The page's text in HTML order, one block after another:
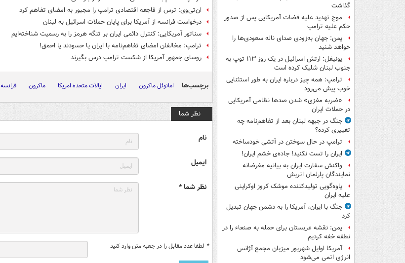
گذاشت
موج تهدید علیه قضات آمریکایی پس از صدور
حکم علیه ترامپ
یمن: جهان به‌زودی صدای ناله سعودی‌ها را
خواهد شنید
یونیفل: ارتش اسرائیل در یک روز ۱۱۳ توپ به
جنوب لبنان شلیک کرده است
ترامپ: همه چیز درباره ایران به طور استثنایی
خوب پیش می‌رود
«ضربه مغزی» شدن صدها نظامی آمریکایی
در حملات ایران
جنگ در جبهه لبنان بعد از تفاهم‌نامه چه
تغییری کرده؟
ترامپ در حال سوختن در آتشی خودساخته
ایران را تست نکنید! جاده‌ی خشم ایران!
واکنش سفارت ایران به بیانیه مغرضانه
نمایندگان پارلمان اتریش
یاوه‌گویی تولیدکننده موشک کروز اوکراینی
علیه ایران
جنگ با ایران، آمریکا را به دشمن جهان تبدیل
کرد
یمن: نقشه عربستان برای حمله به صنعاء را در
نطفه خفه کردیم
آمریکا اوایل شهریور میزبان مجمع آژانس
انرژی اتمی می‌شود
ان‌تی‌وی: ترس از فاجعه اقتصادی ترامپ را مجبور به امضای تفاهم کرد
درخواست فرانسه از آمریکا برای پایان حملات اسرائیل به لبنان
سناتور آمریکایی: کنترل دائمی ایران بر تنگه هرمز را به رسمیت شناخته‌ایم
ترامپ: مخالفان امضای تفاهم‌نامه با ایران یا حسودند یا احمق!
روسای جمهور آمریکا از شکست ترامپ درس بگیرند
برچسب‌ها امانوئل ماکرون ایران ایالات متحده امریکا ماکرون فرانسه
نظر شما
نام
ایمیل
نظر شما *
* لطفا عدد مقابل را در جعبه متن وارد کنید